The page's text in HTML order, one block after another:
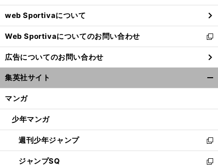
ウ
で
開
く
web Sportivaについて
Web Sportivaについてのお問い合わせ
新
し
い
ウ
ィ
ン
ウ
開
く
広告についてのお問い合わせ
集英社サイト
マンガ
少年マンガ
週刊少年ジャンプ
新
し
い
ジャンプSQ
新